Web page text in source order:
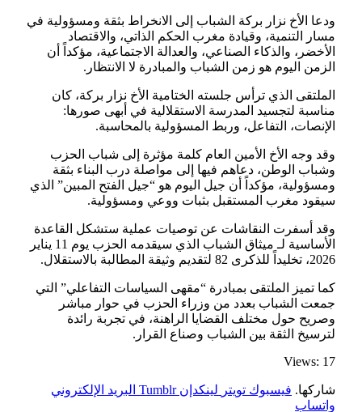
ودعا الأخ نزار بركة الشباب إلى الانخراط بثقة ومسؤولية في
مسار التنمية، وقيادة مغرب الحكم الذاتي، والاقتصاد
الأخضر، والذكاء الصناعي، والعدالة الاجتماعية، مؤكداً أن
الزمن اليوم هو زمن الشباب والمبادرة لا الانتظار.
الملتقى الذي ترأس جلسته الختامية الأخ نزار بركة، كان
مناسبة لتجسيد المدرسة الاستقلالية في أبهى صورها:
الإنصات، التفاعل، وربط المسؤولية بالمحاسبة.
وقد وجه الأخ الأمين العام كلمة مؤثرة إلى شباب الحزب
وشباب الوطن، دعاهم فيها إلى مواصلة درب البناء بثقة
ومسؤولية، مؤكداً أن جيل اليوم هو “جيل الفتح المبين” الذي
سيقود مغرب المستقبل بثبات ووعي ومسؤولية.
وقد أسفرت النقاشات عن توصيات عملية ستشكل القاعدة
الأساسية لـ ميثاق الشباب الذي سيقدمه الحزب يوم 11 يناير
2026، تخليداً للذكرى 82 لتقديم وثيقة المطالبة بالاستقلال.
كما تميز الملتقى بمبادرة “مقهى السياسات التفاعلي” التي
جمعت الشباب بعدد من وزراء الحزب في حوار مباشر
وصريح حول مختلف القضايا الراهنة، في تجربة رائدة
لترسيخ الثقة بين الشباب وصناع القرار.
Views: 17
شاركها. فيسبوك تويتر لينكدإن Tumblr البريد الإلكتروني
واتساب